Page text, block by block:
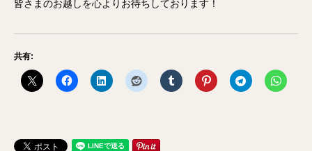
皆さまのお越しを心よりお待ちしております！
共有: